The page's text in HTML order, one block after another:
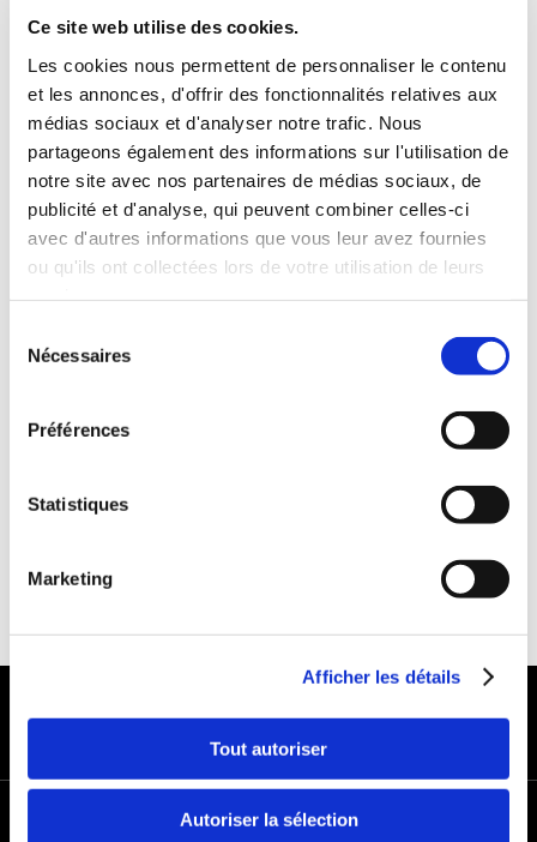
Ce site web utilise des cookies.
Les cookies nous permettent de personnaliser le contenu
et les annonces, d'offrir des fonctionnalités relatives aux
médias sociaux et d'analyser notre trafic. Nous
partageons également des informations sur l'utilisation de
notre site avec nos partenaires de médias sociaux, de
publicité et d'analyse, qui peuvent combiner celles-ci
avec d'autres informations que vous leur avez fournies
ou qu'ils ont collectées lors de votre utilisation de leurs
Nécessaires
Préférences
Statistiques
Marketing
Afficher les détails
Tout autoriser
Autoriser la sélection
INCLUS À LA LOCATION
Killométrage illimité
Assurance tous risques (hors franchise)
Carburant : plein à rendre plein
CONDITIONS DE LOCATION
Age minimum :20 ans
Années de permis :2 ans
ASSURANCE
MODES DE PAIEMENT